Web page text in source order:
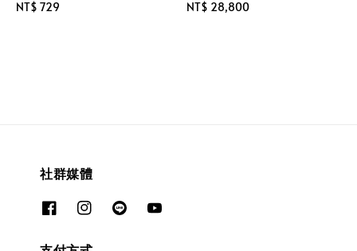
Regular
NT$ 729
Regular
NT$ 28,800
社群媒體